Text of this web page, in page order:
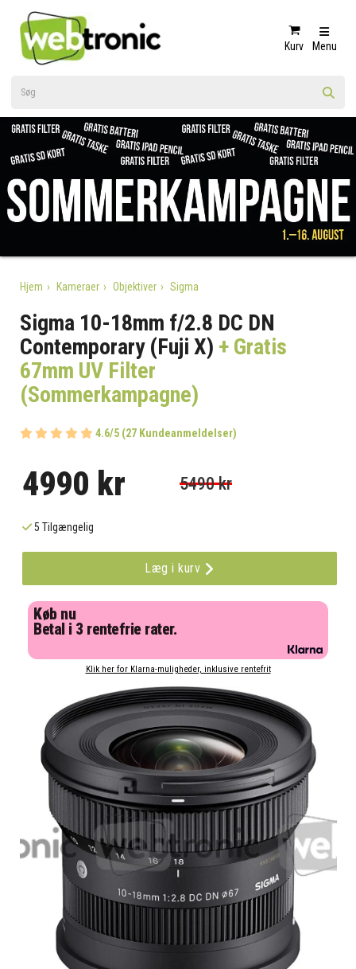
Kurv Menu
Hjem Kameraer Objektiver Sigma
Sigma 10-18mm f/2.8 DC DN
Contemporary (Fuji X) + Gratis
67mm UV Filter
(Sommerkampagne)
4.6/5 (27 Kundeanmeldelser)
4990 kr 5490 kr
5 Tilgængelig
Læg i kurv
Køb nu
Betal i 3 rentefrie rater.
Klik her for Klarna-muligheder, inklusive rentefrit